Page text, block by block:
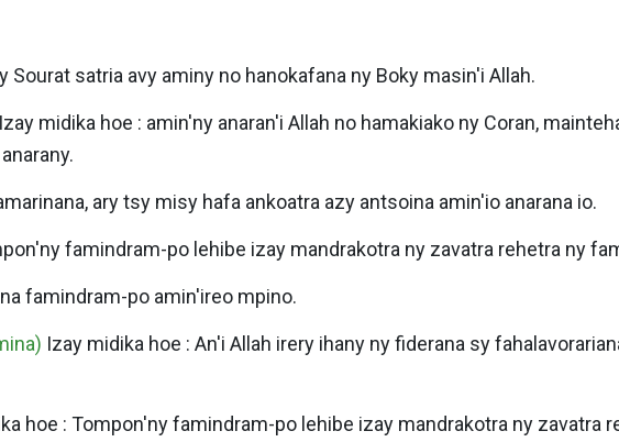
Sourat satria avy aminy no hanokafana ny Boky masin'i Allah.
Izay midika hoe : amin'ny anaran'i Allah no hamakiako ny Coran,
ary tsy misy hafa ankoatra azy antsoina amin'io anarana io.
famindram-po lehibe izay mandrakotra ny zavatra rehetra ny
famindram-po amin'ireo mpino.
Izay midika hoe : An'i Allah irery ihany ny fiderana sy
hoe : Tompon'ny famindram-po lehibe izay mandrakotra ny zavatra